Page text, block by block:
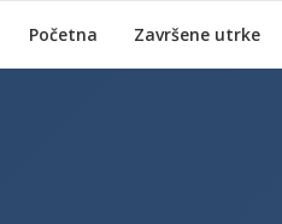
Početna Završene utrke